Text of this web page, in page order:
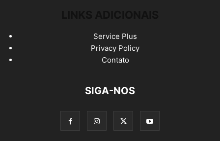
Service Plus
Privacy Policy
Contato
SIGA-NOS